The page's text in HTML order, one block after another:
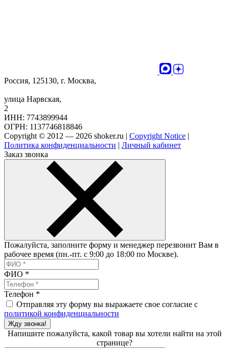
Россия, 125130, г. Москва,
улица Нарвская,
2
ИНН: 7743899944
ОГРН: 1137746818846
Copyright © 2012 — 2026 shoker.ru | Copyright Notice |
Политика конфиденциальности | Личный кабинет
Заказ звонка
Пожалуйста, заполните форму и менеджер перезвонит Вам в
рабочее время (пн.-пт. с 9:00 до 18:00 по Москве).
ФИО *
Телефон *
Отправляя эту форму вы выражаете свое согласие с
политикой конфиденциальности
Жду звонка!
Напишите пожалуйста, какой товар вы хотели найти на этой
странице?